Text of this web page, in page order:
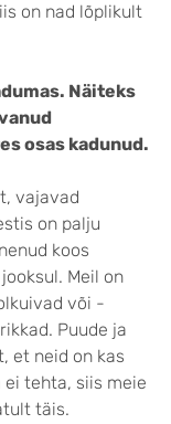
on nad lõplikult
Näiteks
osas kadunud.
vajavad
on palju
koos
Meil on
või -
Puude ja
et neid on kas
tehta, siis meie
täis.